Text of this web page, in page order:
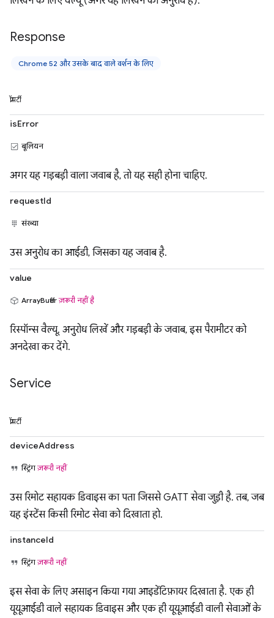
Response
Chrome 52 और उसके बाद वाले वर्शन के लिए
प्रॉपर्टी
isError
बूलियन
अगर यह गड़बड़ी वाला जवाब है, तो यह सही होना चाहिए.
requestId
संख्या
उस अनुरोध का आईडी, जिसका यह जवाब है.
value
ArrayBufferज़रूरी नहीं है
रिस्पॉन्स वैल्यू. अनुरोध लिखें और गड़बड़ी के जवाब, इस पैरामीटर को
अनदेखा कर देंगे.
Service
प्रॉपर्टी
deviceAddress
स्ट्रिंगज़रूरी नहीं
उस रिमोट सहायक डिवाइस का पता जिससे GATT सेवा जुड़ी है. तब, जब
यह इंस्टेंस किसी रिमोट सेवा को दिखाता हो.
instanceId
स्ट्रिंगज़रूरी नहीं
इस सेवा के लिए असाइन किया गया आइडेंटिफ़ायर दिखाता है. एक ही
यूयूआईडी वाले सहायक डिवाइस और एक ही यूयूआईडी वाली सेवाओं के